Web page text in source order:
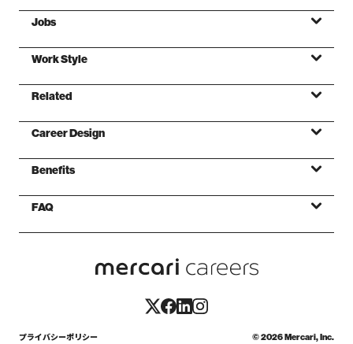
ミッション
バリュー
ファンデーション
Jobs
Work Style
Related
Career Design
Benefits
FAQ
プライバシーポリシー ©2026Mercari, Inc.